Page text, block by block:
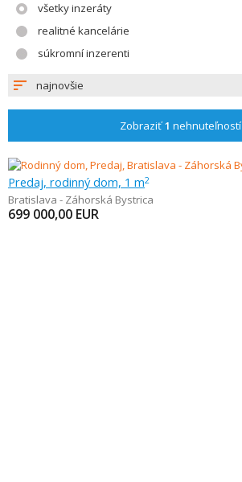
všetky inzeráty
realitné kancelárie
súkromní inzerenti
najnovšie
Zobraziť1 nehnuteľností
Predaj, rodinný dom, 1 m2
Bratislava - Záhorská Bystrica
699 000,00 EUR